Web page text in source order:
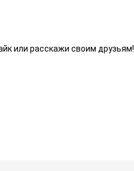
или расскажи своим друзьям!